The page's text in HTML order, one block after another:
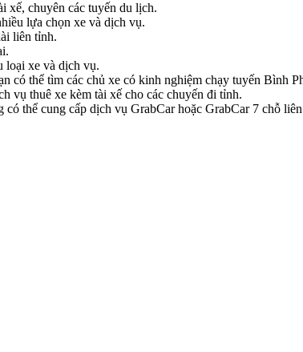
xế, chuyên các tuyến du lịch.
lựa chọn xe và dịch vụ.
liên tỉnh.
loại xe và dịch vụ.
có thể tìm các chủ xe có kinh nghiệm chạy tuyến Bình
vụ thuê xe kèm tài xế cho các chuyến đi tỉnh.
thể cung cấp dịch vụ GrabCar hoặc GrabCar 7 chỗ